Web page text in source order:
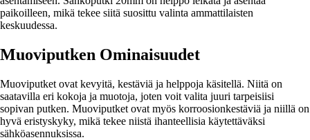
paikoilleen, mikä tekee siitä suosittu valinta ammattilaisten
keskuudessa.
Muoviputken Ominaisuudet
Muoviputket ovat kevyitä, kestäviä ja helppoja käsitellä. Niitä on
saatavilla eri kokoja ja muotoja, joten voit valita juuri tarpeisiisi
sopivan putken. Muoviputket ovat myös korroosionkestäviä ja niillä on
hyvä eristyskyky, mikä tekee niistä ihanteellisia käytettäväksi
sähköasennuksissa.